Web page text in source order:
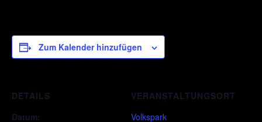
Zum Kalender hinzufügen
DETAILS
Datum:
VERANSTALTUNGSORT
Volkspark